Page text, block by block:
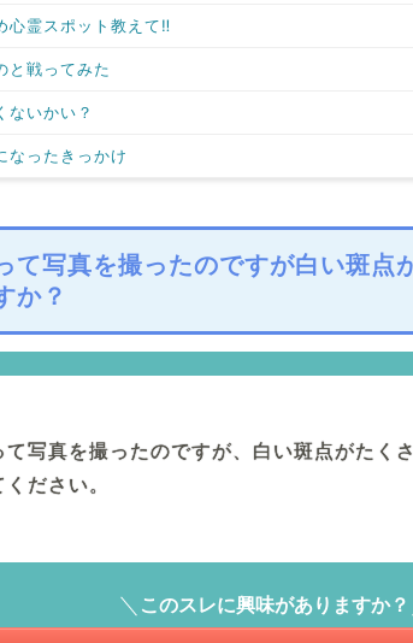
心霊スポット教えて‼️
と戦ってみた
ないかい？
なったきっかけ
て写真を撮ったのですが白い斑点
か？
て写真を撮ったのですが、白い斑点がたく
ださい。
このスレに興味がありますか？